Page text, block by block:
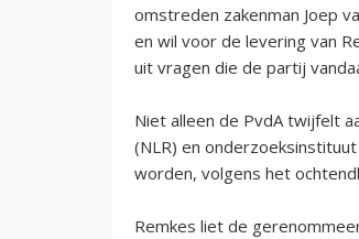
omstreden zakenman Joep
en wil voor de levering van
uit vragen die de partij
Niet alleen de PvdA twijfelt
(NLR) en
worden, volgens het
Remkes liet de